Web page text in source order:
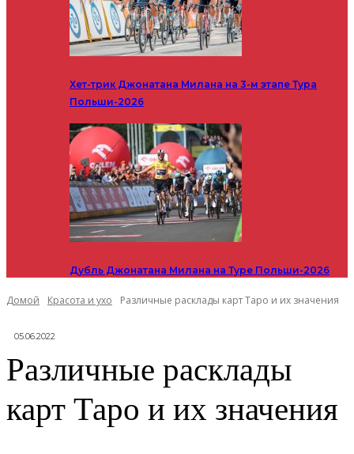
Хет-трик Джонатана Милана на 3-м этапе Тура
Польши-2026
Дубль Джонатана Милана на Туре Польши-2026
Домой Красота и ухо Различные расклады карт Таро и их значения
05.06.2022
Различные расклады
карт Таро и их значения